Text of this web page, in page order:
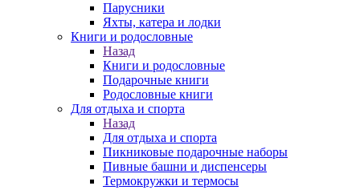
Парусники
Яхты, катера и лодки
Книги и родословные
Назад
Книги и родословные
Подарочные книги
Родословные книги
Для отдыха и спорта
Назад
Для отдыха и спорта
Пикниковые подарочные наборы
Пивные башни и диспенсеры
Термокружки и термосы